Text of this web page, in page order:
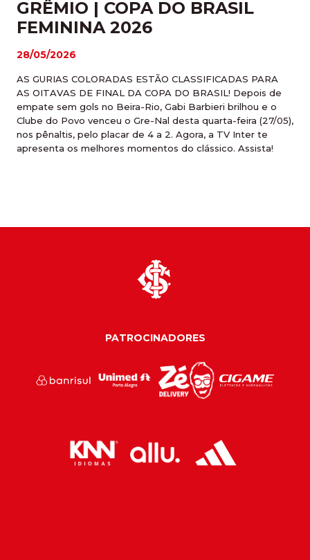
GRÊMIO | COPA DO BRASIL
FEMININA 2026
28/05/2026
AS GURIAS COLORADAS ESTÃO CLASSIFICADAS PARA
AS OITAVAS DE FINAL DA COPA DO BRASIL! Depois de
empate sem gols no Beira-Rio, Gabi Barbieri brilhou e o
Clube do Povo venceu o Gre-Nal desta quarta-feira (27/05),
nos pênaltis, pelo placar de 4 a 2. Agora, a TV Inter te
apresenta os melhores momentos do clássico. Assista!
PATROCINADORES